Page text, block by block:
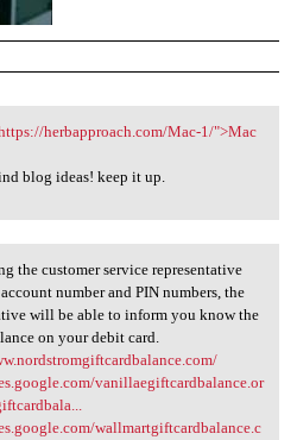
herbapproach.com/Mac-1/">Mac
blog ideas! keep it up.
the customer
the customer service representative
number and PIN numbers, the
will be able to inform you know the
on your debit card.
vanillaegiftcardbalance.or
wallmartgiftcardbalance.c